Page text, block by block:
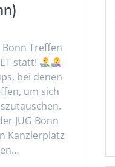
Bonn Treffen
statt!
bei denen
um sich
JUG Bonn
Kanzlerplatz